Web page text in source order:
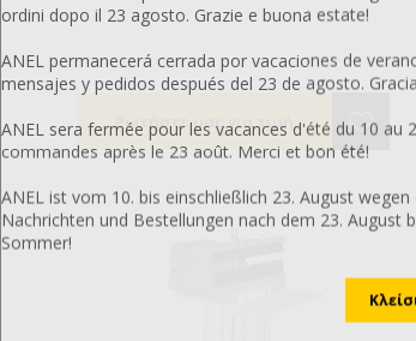
ασχοληθούν επαγγελματικά με την
παρασκευή μελισσοτρόφων. Το μήκος
της βανιλιέρας καθορίζει και την
παραγόμενη ποσότητα.
120 κιλά την ώρα με ηλεκτροκινητήρα
τριφασικό 3 hp
180 κιλά την ώρα με ηλεκτροκινητήρα
τριφασικό 4 hp
250 κιλά την ώρα με ηλεκτροκινητήρα
τριφασικό 7,5 hp
350 κιλά την ώρα με ηλεκτροκινητήρα
ordini dopo il 23 agosto. Grazie e buona estate!
ANEL permanecerá cerrada por vacaciones de
mensajes y pedidos después del 23 de agosto.
ANEL sera fermée pour les vacances d'été du 10
commandes après le 23 août. Merci et bon été!
ANEL ist vom 10. bis einschließlich 23. August
Nachrichten und Bestellungen nach dem 23. August
Sommer!